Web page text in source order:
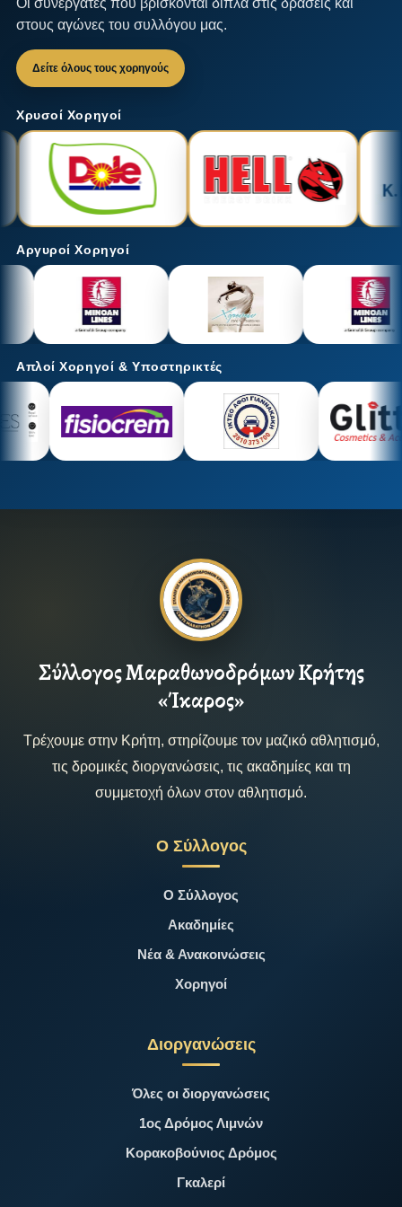
Οι συνεργάτες που βρίσκονται δίπλα στις δράσεις και
στους αγώνες του συλλόγου μας.
Δείτε όλους τους χορηγούς
Χρυσοί Χορηγοί
Αργυροί Χορηγοί
Απλοί Χορηγοί & Υποστηρικτές
Σύλλογος Μαραθωνοδρόμων Κρήτης
«Ίκαρος»
Τρέχουμε στην Κρήτη, στηρίζουμε τον μαζικό αθλητισμό,
τις δρομικές διοργανώσεις, τις ακαδημίες και τη
συμμετοχή όλων στον αθλητισμό.
Ο Σύλλογος
Ο Σύλλογος
Ακαδημίες
Νέα & Ανακοινώσεις
Χορηγοί
Διοργανώσεις
Όλες οι διοργανώσεις
1ος Δρόμος Λιμνών
Κορακοβούνιος Δρόμος
Γκαλερί